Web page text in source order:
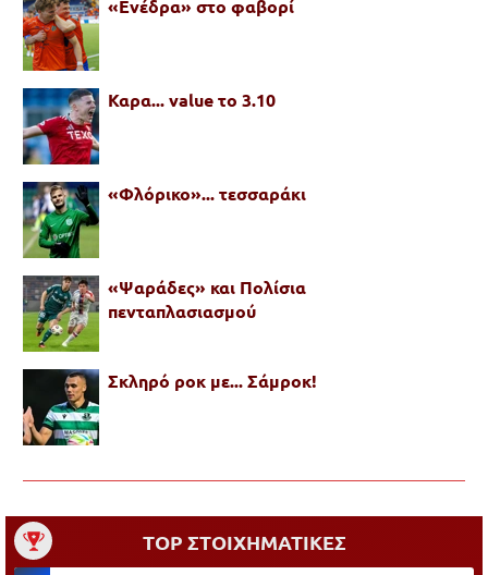
«Ενέδρα» στο φαβορί
Καρα... value το 3.10
«Φλόρικο»... τεσσαράκι
«Ψαράδες» και Πολίσια
πενταπλασιασμού
Σκληρό ροκ με... Σάμροκ!
TOP ΣΤΟΙΧΗΜΑΤΙΚΕΣ